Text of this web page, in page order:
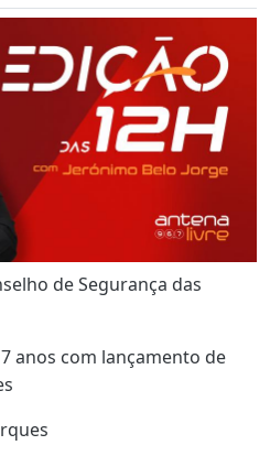
de Segurança das
anos com lançamento de